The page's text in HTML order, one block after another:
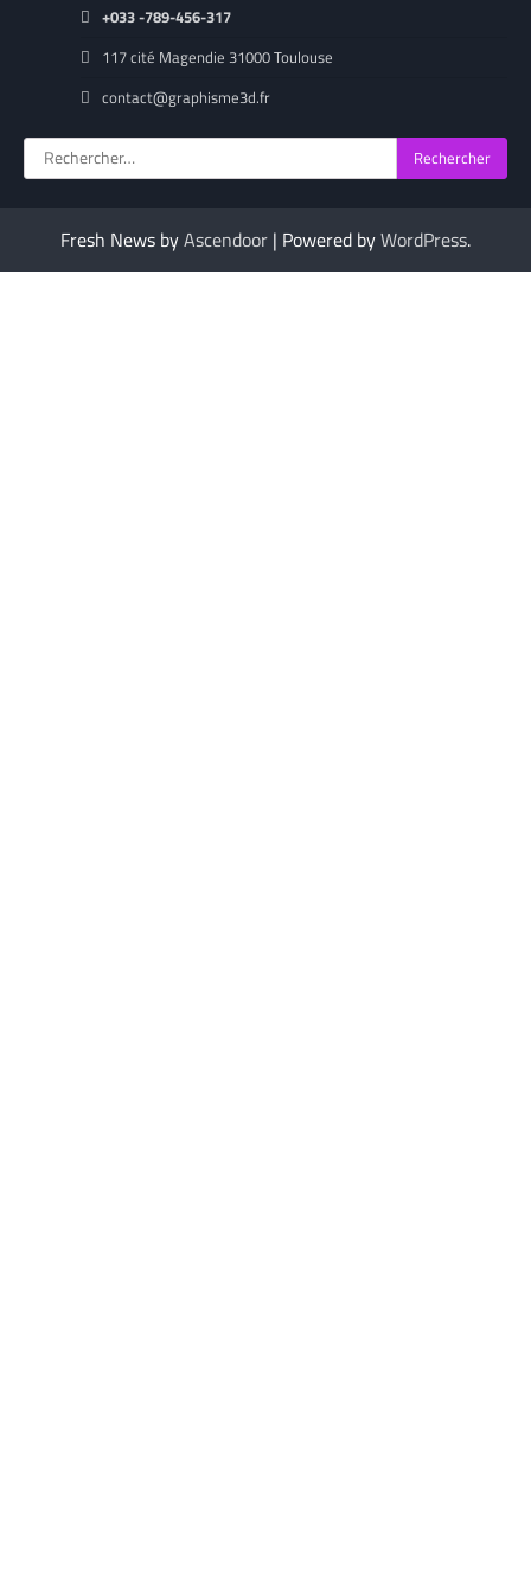
+033 -789-456-317
117 cité Magendie 31000 Toulouse
contact@graphisme3d.fr
Rechercher :
Fresh News byAscendoor | Powered byWordPress.